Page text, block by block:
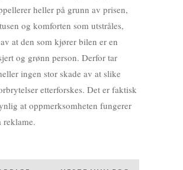
heller på grunn av prisen,
og komforten som utstråles,
at den som kjører bilen er en
og grønn person. Derfor tar
ingen stor skade av at slike
etterforskes. Det er faktisk
at oppmerksomheten fungerer
reklame.